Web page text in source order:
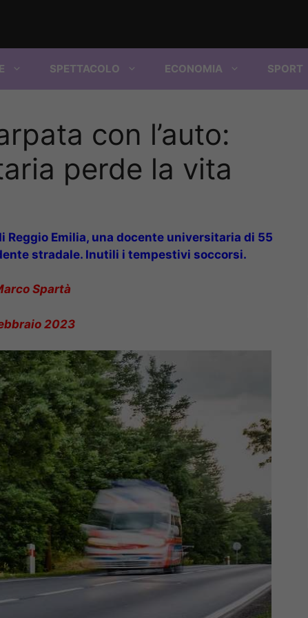
SPETTACOLO ECONOMIA SPORT
con l’auto:
perde la vita
Reggio Emilia, una docente universitaria di 55
stradale. Inutili i tempestivi soccorsi.
Spartà
2023